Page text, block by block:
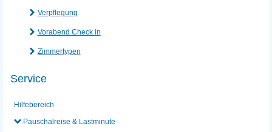
Verpflegung
Vorabend Check in
Zimmertypen
Service
Hilfebereich
Pauschalreise & Lastminute